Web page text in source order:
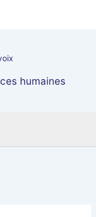
humaines